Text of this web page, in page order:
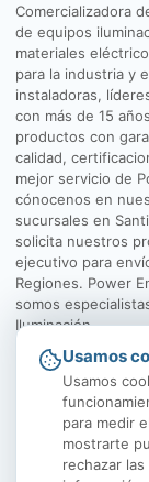
Comercializadora
de equipos
materiales
para la industria y
instaladoras,
con más de 15
productos con
calidad,
mejor servicio de
cónocenos en
sucursales en
solicita nuestros
ejecutivo para
Regiones. Power
somos
Iluminación.
El Rosal 4547,
Usamos
Usamos
para medir
mostrarte
rechazar